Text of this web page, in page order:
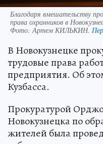
Благодаря вмешательству
права охранников в
Фото: Артем КИЛЬКИН.
В Новокузнецке
трудовые права
предприятия. Об
Кузбасса.
Прокуратурой
Новокузнецка по
жителей была